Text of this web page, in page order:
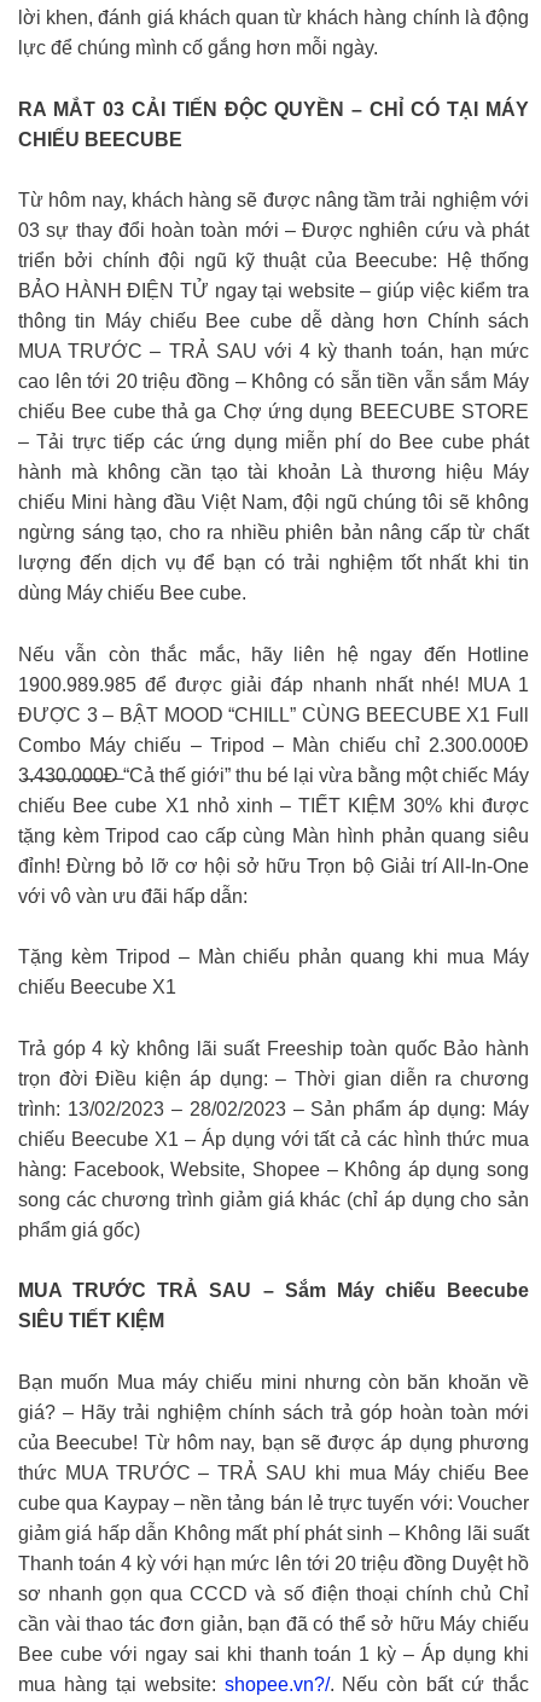
lời khen, đánh giá khách quan từ khách hàng chính là động
lực để chúng mình cố gắng hơn mỗi ngày.
RA MẮT 03 CẢI TIẾN ĐỘC QUYỀN – CHỈ CÓ TẠI MÁY
CHIẾU BEECUBE
Từ hôm nay, khách hàng sẽ được nâng tầm trải nghiệm với
03 sự thay đổi hoàn toàn mới – Được nghiên cứu và phát
triển bởi chính đội ngũ kỹ thuật của Beecube: Hệ thống
BẢO HÀNH ĐIỆN TỬ ngay tại website – giúp việc kiểm tra
thông tin Máy chiếu Bee cube dễ dàng hơn Chính sách
MUA TRƯỚC – TRẢ SAU với 4 kỳ thanh toán, hạn mức
cao lên tới 20 triệu đồng – Không có sẵn tiền vẫn sắm Máy
chiếu Bee cube thả ga Chợ ứng dụng BEECUBE STORE
– Tải trực tiếp các ứng dụng miễn phí do Bee cube phát
hành mà không cần tạo tài khoản Là thương hiệu Máy
chiếu Mini hàng đầu Việt Nam, đội ngũ chúng tôi sẽ không
ngừng sáng tạo, cho ra nhiều phiên bản nâng cấp từ chất
lượng đến dịch vụ để bạn có trải nghiệm tốt nhất khi tin
dùng Máy chiếu Bee cube.
Nếu vẫn còn thắc mắc, hãy liên hệ ngay đến Hotline
1900.989.985 để được giải đáp nhanh nhất nhé! MUA 1
ĐƯỢC 3 – BẬT MOOD “CHILL” CÙNG BEECUBE X1 Full
Combo Máy chiếu – Tripod – Màn chiếu chỉ 2.300.000Đ
3̶.4̶3̶0̶.0̶0̶0̶Đ̶ “Cả thế giới” thu bé lại vừa bằng một chiếc Máy
chiếu Bee cube X1 nhỏ xinh – TIẾT KIỆM 30% khi được
tặng kèm Tripod cao cấp cùng Màn hình phản quang siêu
đỉnh! Đừng bỏ lỡ cơ hội sở hữu Trọn bộ Giải trí All-In-One
với vô vàn ưu đãi hấp dẫn:
Tặng kèm Tripod – Màn chiếu phản quang khi mua Máy
chiếu Beecube X1
Trả góp 4 kỳ không lãi suất Freeship toàn quốc Bảo hành
trọn đời Điều kiện áp dụng: – Thời gian diễn ra chương
trình: 13/02/2023 – 28/02/2023 – Sản phẩm áp dụng: Máy
chiếu Beecube X1 – Áp dụng với tất cả các hình thức mua
hàng: Facebook, Website, Shopee – Không áp dụng song
song các chương trình giảm giá khác (chỉ áp dụng cho sản
phẩm giá gốc)
MUA TRƯỚC TRẢ SAU – Sắm Máy chiếu Beecube
SIÊU TIẾT KIỆM
Bạn muốn Mua máy chiếu mini nhưng còn băn khoăn về
giá? – Hãy trải nghiệm chính sách trả góp hoàn toàn mới
của Beecube! Từ hôm nay, bạn sẽ được áp dụng phương
thức MUA TRƯỚC – TRẢ SAU khi mua Máy chiếu Bee
cube qua Kaypay – nền tảng bán lẻ trực tuyến với: Voucher
giảm giá hấp dẫn Không mất phí phát sinh – Không lãi suất
Thanh toán 4 kỳ với hạn mức lên tới 20 triệu đồng Duyệt hồ
sơ nhanh gọn qua CCCD và số điện thoại chính chủ Chỉ
cần vài thao tác đơn giản, bạn đã có thể sở hữu Máy chiếu
Bee cube với ngay sai khi thanh toán 1 kỳ – Áp dụng khi
mua hàng tại website: shopee.vn?/. Nếu còn bất cứ thắc